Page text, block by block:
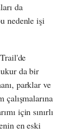
da
nedenle işi
da bir
parklar ve
çalışmalarına
için sınırlı
en eski